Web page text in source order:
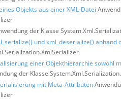
Objekts aus einer XML-Datei
der Klasse
und xml_deserialize() anhand
einer Objekthierarchie sowohl
der Klasse
mit Meta-Attributen